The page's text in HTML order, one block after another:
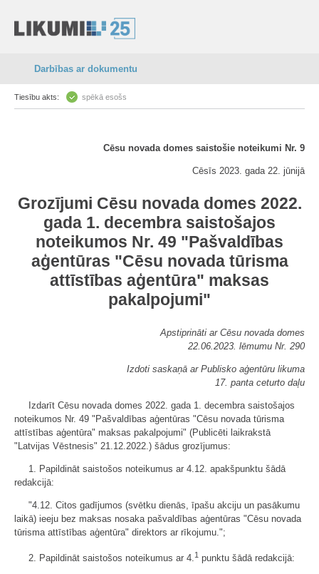
Darbības ar dokumentu
Tiesību akts: spēkā esošs
Cēsu novada domes saistošie noteikumi Nr. 9
Cēsīs 2023. gada 22. jūnijā
Grozījumi Cēsu novada domes 2022.
gada 1. decembra saistošajos
noteikumos Nr. 49 "Pašvaldības
aģentūras "Cēsu novada tūrisma
attīstības aģentūra" maksas
pakalpojumi"
Apstiprināti ar Cēsu novada domes
22.06.2023. lēmumu Nr. 290
Izdoti saskaņā ar Publisko aģentūru likuma
17. panta ceturto daļu
Izdarīt Cēsu novada domes 2022. gada 1. decembra saistošajos
noteikumos Nr. 49 "Pašvaldības aģentūras "Cēsu novada tūrisma
attīstības aģentūra" maksas pakalpojumi" (Publicēti laikrakstā
"Latvijas Vēstnesis" 21.12.2022.) šādus grozījumus:
1. Papildināt saistošos noteikumus ar 4.12. apakšpunktu šādā
redakcijā:
"4.12. Citos gadījumos (svētku dienās, īpašu akciju un pasākumu
laikā) ieeju bez maksas nosaka pašvaldības aģentūras "Cēsu novada
tūrisma attīstības aģentūra" direktors ar rīkojumu.";
2. Papildināt saistošos noteikumus ar 4.1 punktu šādā redakcijā: